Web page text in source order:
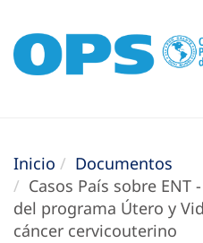
Inicio
Documentos
Casos País sobre
del programa Útero y
cáncer cervicouterino